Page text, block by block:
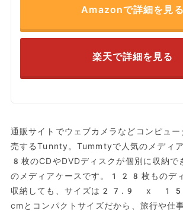
Amazonで詳細を見る
楽天で詳細を見る
通販サイトでウェブカメラなどコンピュー
売するTunnty。Tummtyで人気のメディ
8枚のCDやDVDディスクが個別に収納で
のメディアケースです。128枚ものデ
収納しても、サイズは27.9
cmとコンパクトサイズだから、旅行や仕